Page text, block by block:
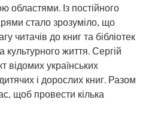
областями. Із постійного
стало зрозуміло, що
читачів до книг та бібліотек
культурного життя. Сергій
відомих українських
і дорослих книг. Разом
щоб провести кілька